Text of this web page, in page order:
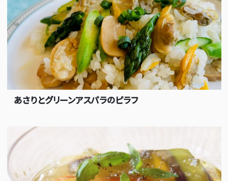
あさりとグリーンアスパラのピラフ